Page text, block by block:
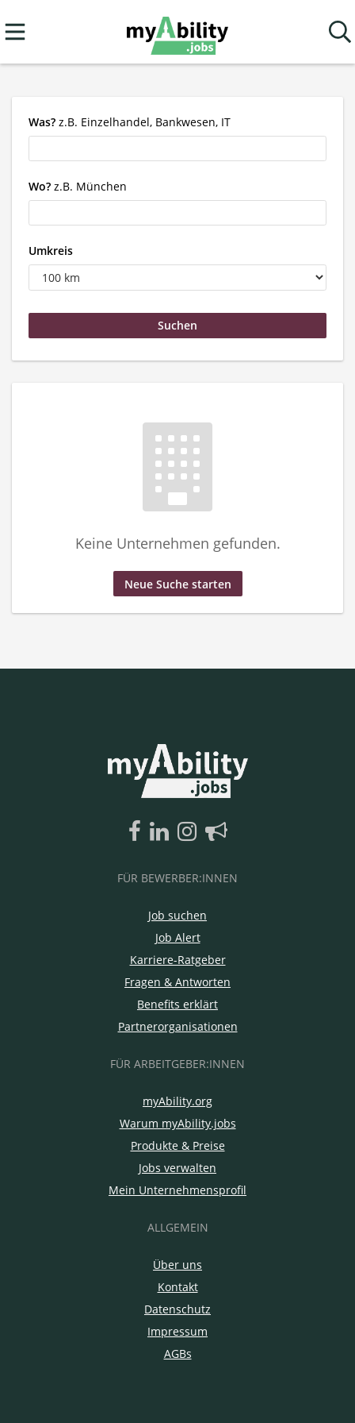
Was? z.B. Einzelhandel, Bankwesen, IT
Wo? z.B. München
Umkreis
Keine Unternehmen gefunden.
Neue Suche starten
FÜR BEWERBER:INNEN
Job suchen
Job Alert
Karriere-Ratgeber
Fragen & Antworten
Benefits erklärt
Partnerorganisationen
FÜR ARBEITGEBER:INNEN
myAbility.org
Warum myAbility.jobs
Produkte & Preise
Jobs verwalten
Mein Unternehmensprofil
ALLGEMEIN
Über uns
Kontakt
Datenschutz
Impressum
AGBs